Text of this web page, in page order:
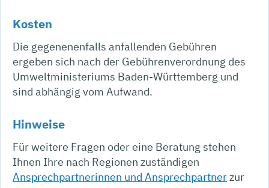
Kosten
Die gegenenenfalls anfallenden Gebühren
ergeben sich nach der Gebührenverordnung des
Umweltministeriums Baden-Württemberg und
sind abhängig vom Aufwand.
Hinweise
Für weitere Fragen oder eine Beratung stehen
Ihnen Ihre nach Regionen zuständigen
Ansprechpartnerinnen und Ansprechpartnerzur